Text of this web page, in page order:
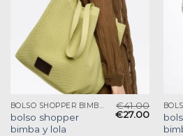
bolso shopper
bimba y lola
€41.00
€27.00